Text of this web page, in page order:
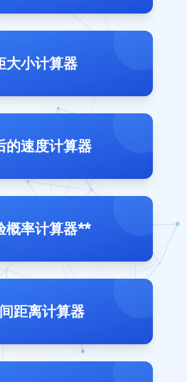
大小计算器
的速度计算器
概率计算器**
距离计算器